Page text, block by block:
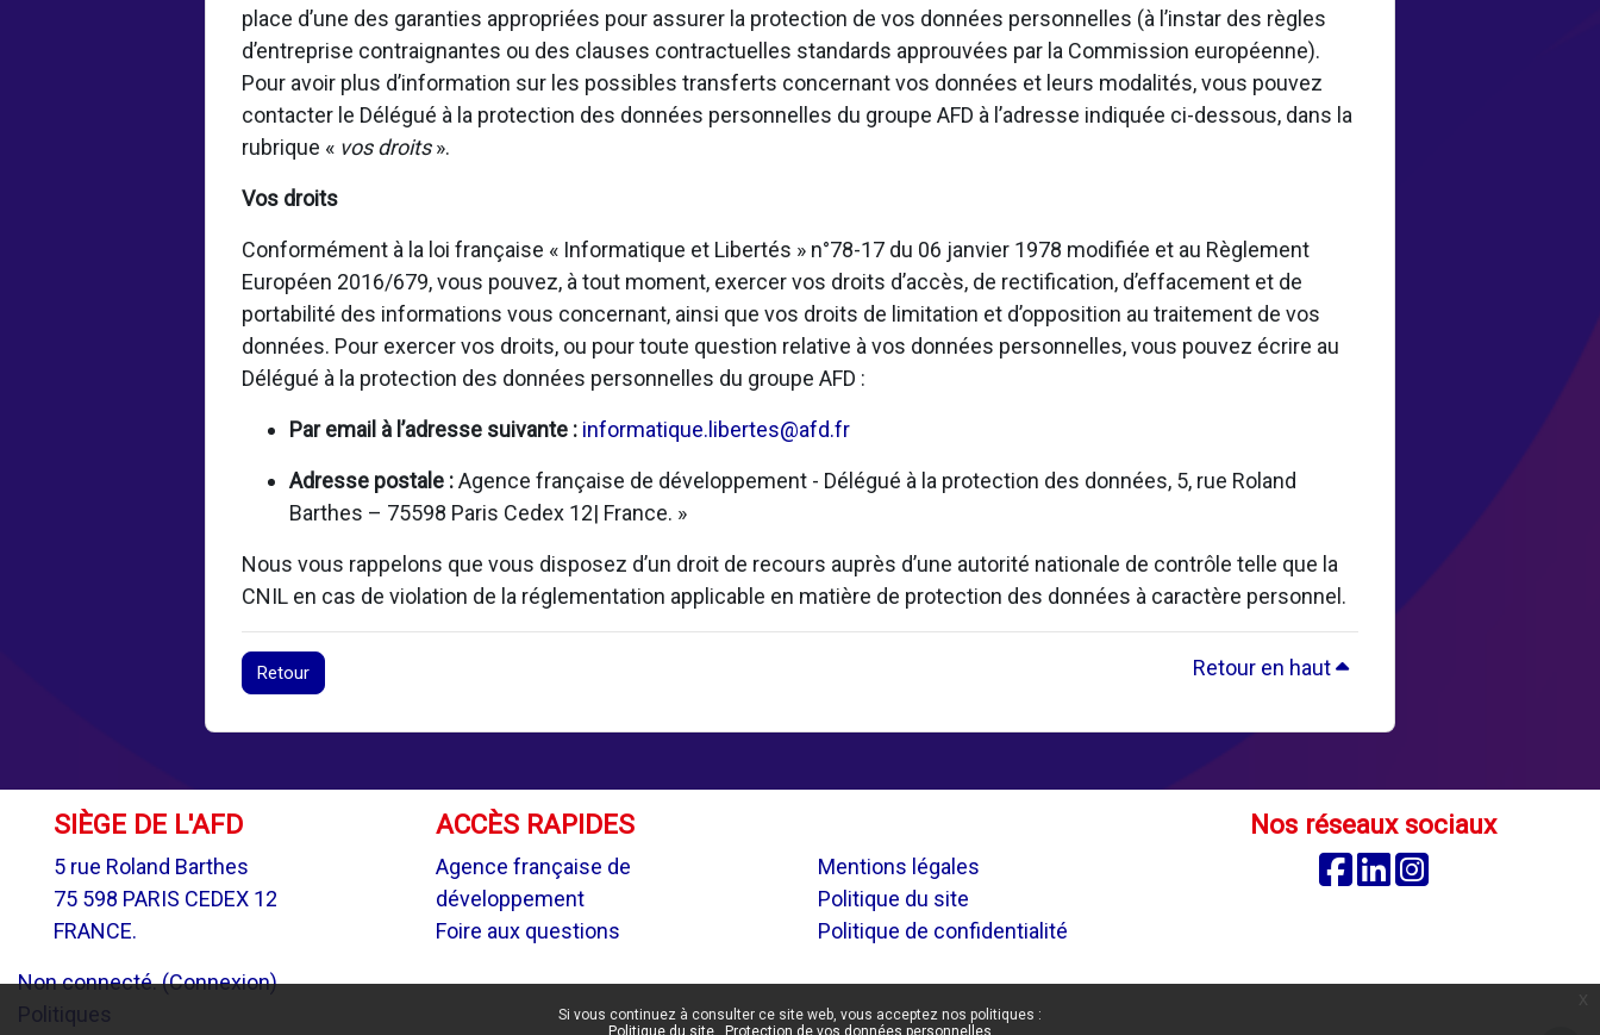
Si vous continuez à consulter ce site web, vous acceptez nos politiques :
Politique du site
Protection de vos données personnelles
place d’une des garanties appropriées pour assurer la protection de vos données personnelles (à l’instar des règles
d’entreprise contraignantes ou des clauses contractuelles standards approuvées par la Commission européenne).
Pour avoir plus d’information sur les possibles transferts concernant vos données et leurs modalités, vous pouvez
contacter le Délégué à la protection des données personnelles du groupe AFD à l’adresse indiquée ci-dessous, dans la
rubrique « vos droits».
Vos droits
Conformément à la loi française « Informatique et Libertés » n°78-17 du 06 janvier 1978 modifiée et au Règlement
Européen 2016/679, vous pouvez, à tout moment, exercer vos droits d’accès, de rectification, d’effacement et de
portabilité des informations vous concernant, ainsi que vos droits de limitation et d’opposition au traitement de vos
données. Pour exercer vos droits, ou pour toute question relative à vos données personnelles, vous pouvez écrire au
Délégué à la protection des données personnelles du groupe AFD :
Par email à l’adresse suivante : informatique.libertes@afd.fr
Adresse postale :Agence française de développement - Délégué à la protection des données, 5, rue Roland
Barthes – 75598 Paris Cedex 12| France. »
Nous vous rappelons que vous disposez d’un droit de recours auprès d’une autorité nationale de contrôle telle que la
CNIL en cas de violation de la réglementation applicable en matière de protection des données à caractère personnel.
Retour Retour en haut
SIÈGE DE L'AFD
5 rue Roland Barthes
75 598 PARIS CEDEX 12
FRANCE.
ACCÈS RAPIDES
Agence française de
développement
Foire aux questions
Mentions légales
Politique du site
Politique de confidentialité
Nos réseaux sociaux
FacebookLinkedin
Non connecté. (Connexion)
Politiques